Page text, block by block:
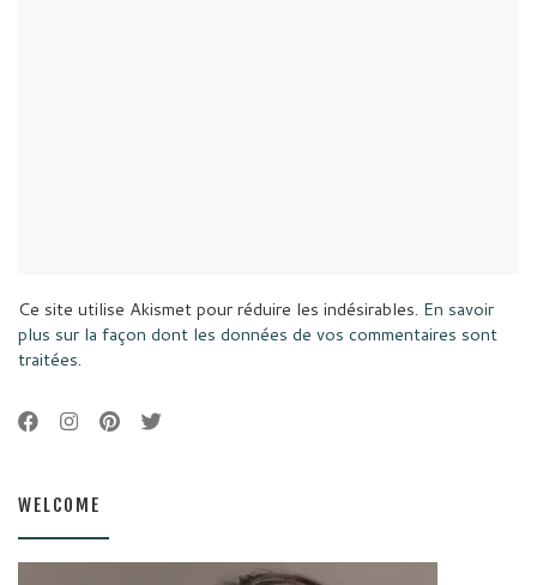
Ce site utilise Akismet pour réduire les indésirables. En savoir
plus sur la façon dont les données de vos commentaires sont
traitées.
WELCOME